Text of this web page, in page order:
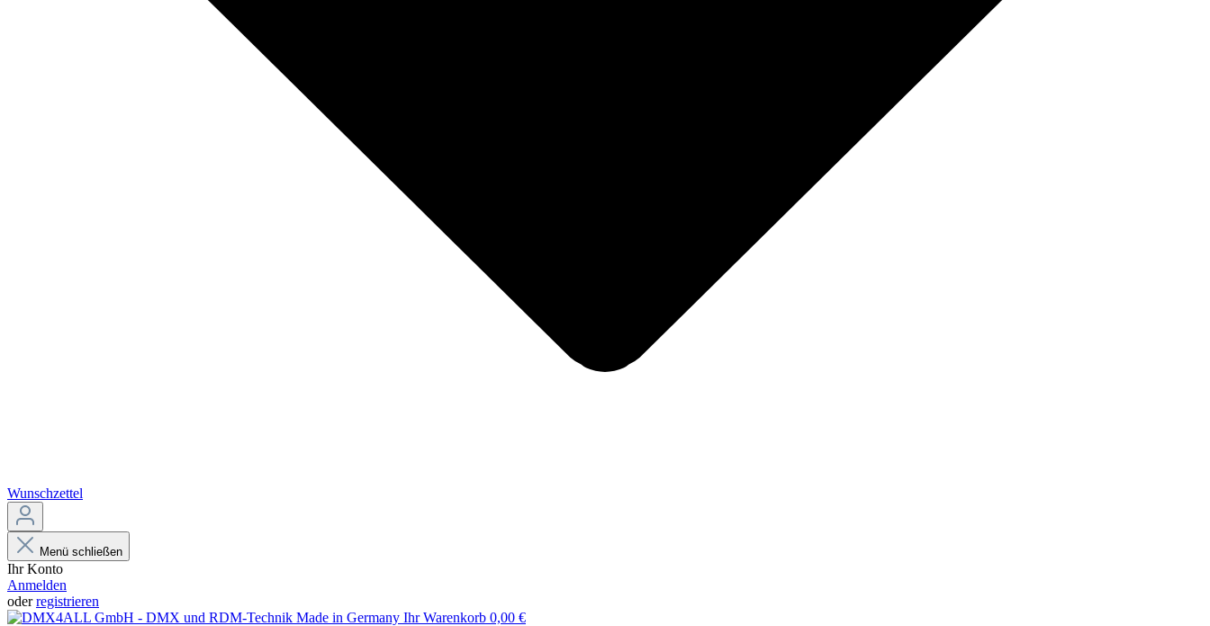
Wunschzettel
Menü schließen
Ihr Konto
Anmelden
oderregistrieren
Ihr Warenkorb 0,00 €